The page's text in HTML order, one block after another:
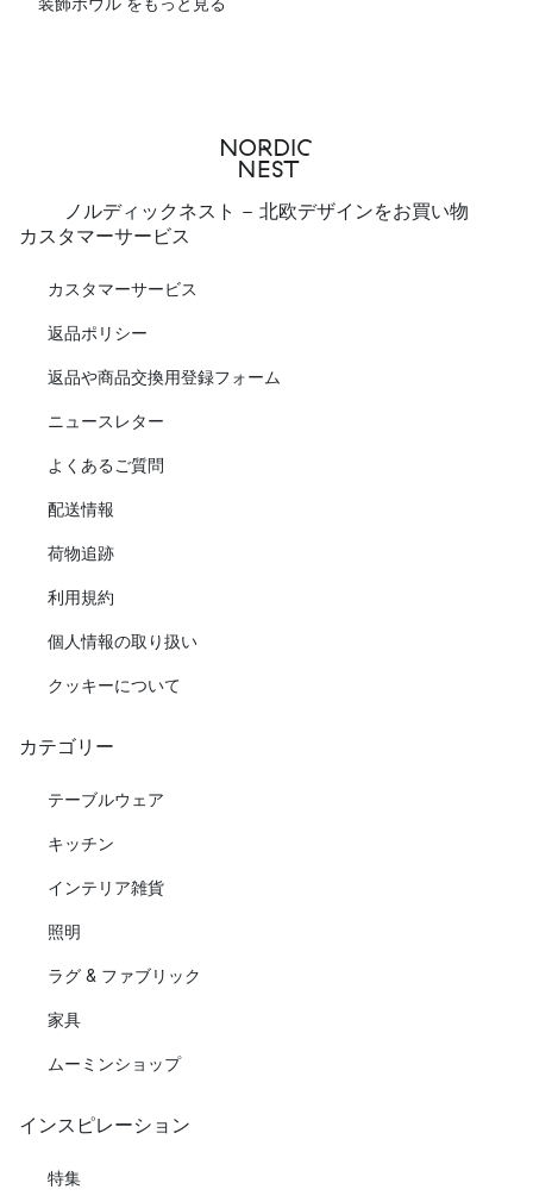
ノルディックネスト - 北欧デザインをお買い物
カスタマーサービス
カスタマーサービス
返品ポリシー
返品や商品交換用登録フォーム
ニュースレター
よくあるご質問
配送情報
荷物追跡
利用規約
個人情報の取り扱い
クッキーについて
カテゴリー
テーブルウェア
キッチン
インテリア雑貨
照明
ラグ & ファブリック
家具
ムーミンショップ
インスピレーション
特集